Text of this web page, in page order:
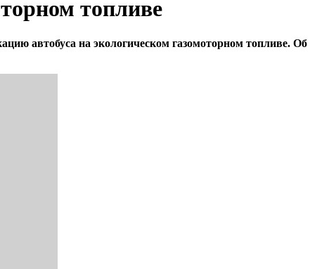
топливе
автобуса на экологическом газомоторном топливе. Об